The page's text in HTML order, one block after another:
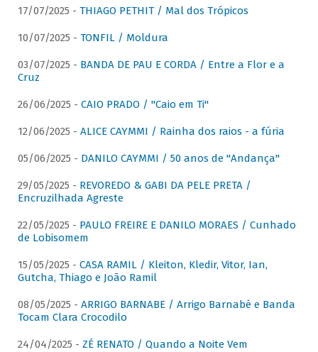
17/07/2025 - THIAGO PETHIT / Mal dos Trópicos
10/07/2025 - TONFIL / Moldura
03/07/2025 - BANDA DE PAU E CORDA / Entre a Flor e a
Cruz
26/06/2025 - CAIO PRADO / "Caio em Ti"
12/06/2025 - ALICE CAYMMI / Rainha dos raios - a fúria
05/06/2025 - DANILO CAYMMI / 50 anos de "Andança"
29/05/2025 - REVOREDO & GABI DA PELE PRETA /
Encruzilhada Agreste
22/05/2025 - PAULO FREIRE E DANILO MORAES / Cunhado
de Lobisomem
15/05/2025 - CASA RAMIL / Kleiton, Kledir, Vitor, Ian,
Gutcha, Thiago e João Ramil
08/05/2025 - ARRIGO BARNABE / Arrigo Barnabé e Banda
Tocam Clara Crocodilo
24/04/2025 - ZÉ RENATO / Quando a Noite Vem